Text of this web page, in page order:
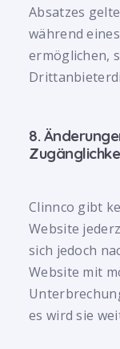
Absatzes
während
ermöglichen,
8.
Clinnco gibt
Website
sich jedoch
Website mit
es wird sie